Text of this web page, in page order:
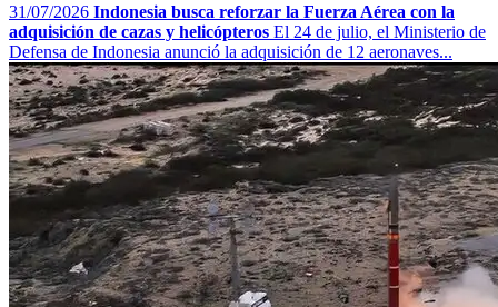
31/07/2026 Indonesia busca reforzar la Fuerza Aérea con la
adquisición de cazas y helicópteros El 24 de julio, el Ministerio de
Defensa de Indonesia anunció la adquisición de 12 aeronaves...